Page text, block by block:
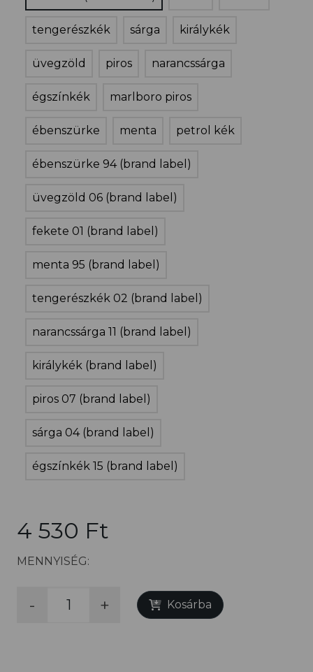
tengerészkék sárga királykék
üvegzöld piros narancssárga
égszínkék marlboro piros
ébenszürke menta petrol kék
ébenszürke 94 (brand label)
üvegzöld 06 (brand label)
fekete 01 (brand label)
menta 95 (brand label)
tengerészkék 02 (brand label)
narancssárga 11 (brand label)
királykék (brand label)
piros 07 (brand label)
sárga 04 (brand label)
égszínkék 15 (brand label)
4 530 Ft
MENNYISÉG:
- + Kosárba